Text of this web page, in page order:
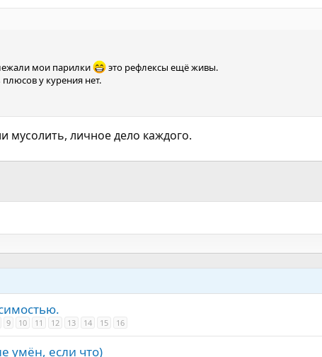
мои парилки
это рефлексы ещё живы.
у курения нет.
мусолить, личное дело каждого.
9 10 11 12 13 14 15 16
умён, если что)